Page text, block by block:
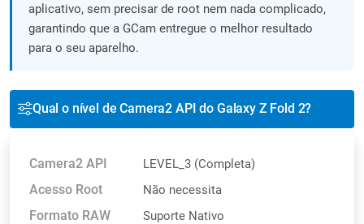
aplicativo, sem precisar de root nem nada complicado,
garantindo que a GCam entregue o melhor resultado
para o seu aparelho.
Qual o nível de Camera2 API do Galaxy Z Fold 2?
Camera2 API LEVEL_3 (Completa)
Acesso Root Não necessita
Formato RAW Suporte Nativo